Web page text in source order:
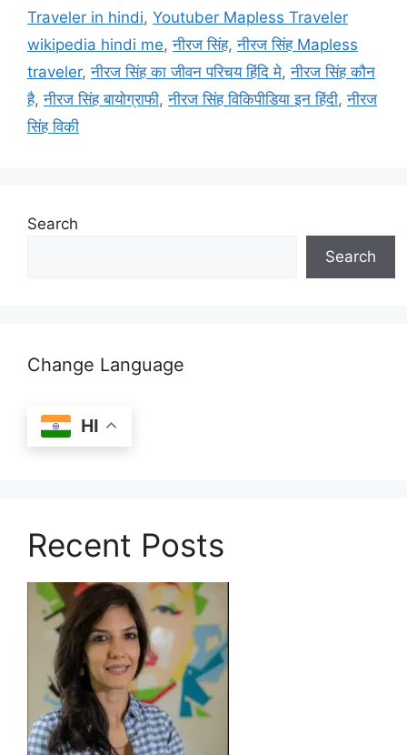
Traveler in hindi, Youtuber Mapless Traveler
wikipedia hindi me,नीरज सिंह,नीरज सिंह Mapless
traveler,नीरज सिंह का जीवन परिचय हिंदि मे,नीरज सिंह कौन
है,नीरज सिंह बायोग्राफी,नीरज सिंह विकिपीडिया इन हिंदी,नीरज
सिंह विकी
Search
Search
Change Language
HI
Recent Posts